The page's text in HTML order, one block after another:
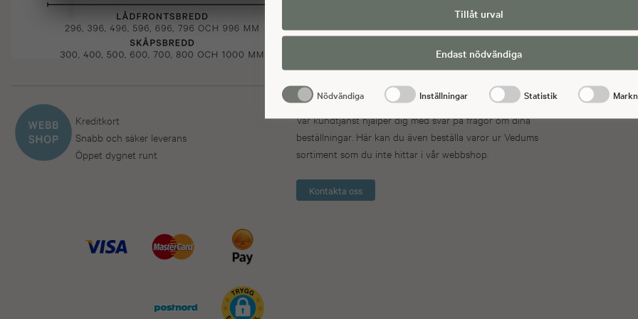
Tillåt urval
Endast nödvändiga
Nödvändiga Inställningar Statistik
Kreditkort
Snabb och säker leverans
Öppet dygnet runt
Vår kundtjänst hjälper dig med svar på frågor om dina
beställningar. Här kan du även beställa varor ur Vedums
sortiment som du inte hittar i vår webbshop.
Kontakta oss